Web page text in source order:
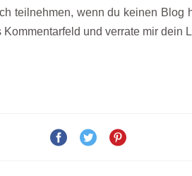
teilnehmen, wenn du keinen Blog
und verrate mir dein